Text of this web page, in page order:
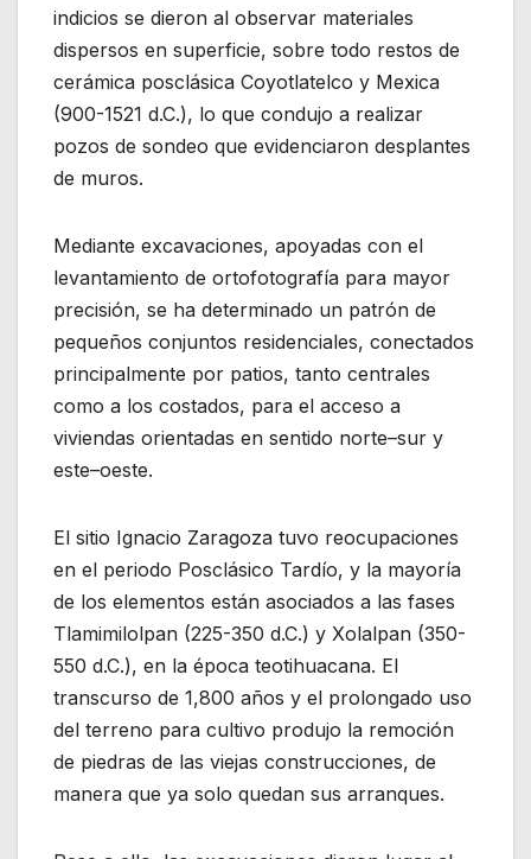
indicios se dieron al observar materiales
dispersos en superficie, sobre todo restos de
cerámica posclásica Coyotlatelco y Mexica
(900-1521 d.C.), lo que condujo a realizar
pozos de sondeo que evidenciaron desplantes
de muros.
Mediante excavaciones, apoyadas con el
levantamiento de ortofotografía para mayor
precisión, se ha determinado un patrón de
pequeños conjuntos residenciales, conectados
principalmente por patios, tanto centrales
como a los costados, para el acceso a
viviendas orientadas en sentido norte–sur y
este–oeste.
El sitio Ignacio Zaragoza tuvo reocupaciones
en el periodo Posclásico Tardío, y la mayoría
de los elementos están asociados a las fases
Tlamimilolpan (225-350 d.C.) y Xolalpan (350-
550 d.C.), en la época teotihuacana. El
transcurso de 1,800 años y el prolongado uso
del terreno para cultivo produjo la remoción
de piedras de las viejas construcciones, de
manera que ya solo quedan sus arranques.